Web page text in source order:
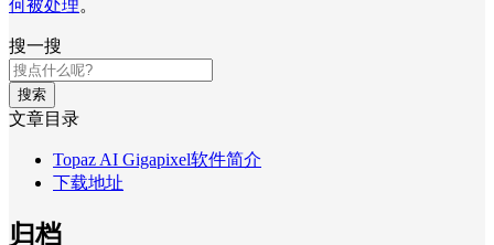
何被处理。
搜一搜
搜索
文章目录
Topaz AI Gigapixel软件简介
下载地址
归档